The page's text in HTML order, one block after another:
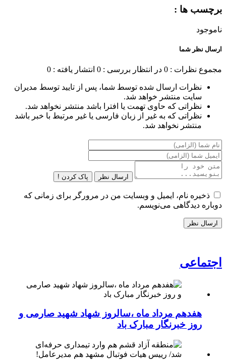
برچسب ها :
ناموجود
ارسال نظر شما
مجموع نظرات : 0 در انتظار بررسی : 0 انتشار یافته : 0
نظرات ارسال شده توسط شما، پس از تایید توسط مدیران
سایت منتشر خواهد شد.
نظراتی که حاوی تهمت یا افترا باشد منتشر نخواهد شد.
نظراتی که به غیر از زبان فارسی یا غیر مرتبط با خبر باشد
منتشر نخواهد شد.
ارسال نظر پاک کردن !
ذخیره نام، ایمیل و وبسایت من در مرورگر برای زمانی که
دوباره دیدگاهی می‌نویسم.
اجتماعی
هفدهم مرداد ماه ،سالروز شهاد شهید صارمی و
روز خبرنگار مبارک باد